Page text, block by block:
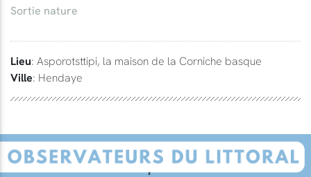
Sortie nature
Lieu: Asporotsttipi, la maison de la Corniche basque
Ville: Hendaye